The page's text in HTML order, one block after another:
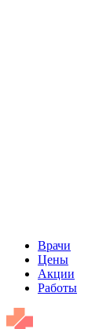
Врачи
Цены
Акции
Работы